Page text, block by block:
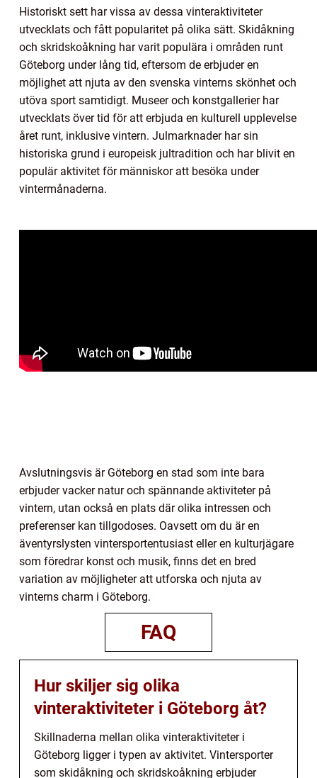
Historiskt sett har vissa av dessa vinteraktiviteter
utvecklats och fått popularitet på olika sätt. Skidåkning
och skridskoåkning har varit populära i områden runt
Göteborg under lång tid, eftersom de erbjuder en
möjlighet att njuta av den svenska vinterns skönhet och
utöva sport samtidigt. Museer och konstgallerier har
utvecklats över tid för att erbjuda en kulturell upplevelse
året runt, inklusive vintern. Julmarknader har sin
historiska grund i europeisk jultradition och har blivit en
populär aktivitet för människor att besöka under
vintermånaderna.
Avslutningsvis är Göteborg en stad som inte bara
erbjuder vacker natur och spännande aktiviteter på
vintern, utan också en plats där olika intressen och
preferenser kan tillgodoses. Oavsett om du är en
äventyrslysten vintersportentusiast eller en kulturjägare
som föredrar konst och musik, finns det en bred
variation av möjligheter att utforska och njuta av
vinterns charm i Göteborg.
FAQ
Hur skiljer sig olika
vinteraktiviteter i Göteborg åt?
Skillnaderna mellan olika vinteraktiviteter i
Göteborg ligger i typen av aktivitet. Vintersporter
som skidåkning och skridskoåkning erbjuder